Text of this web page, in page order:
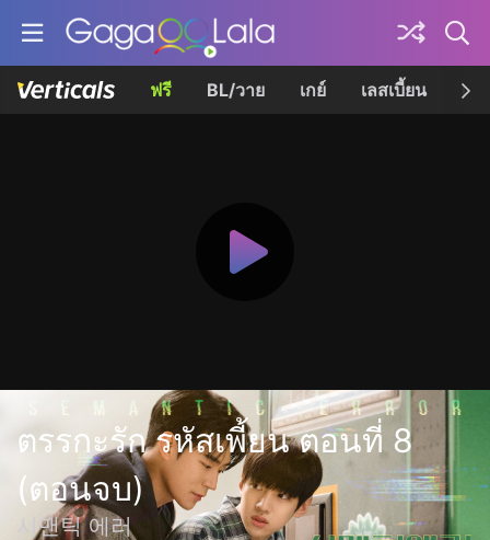
ฟรี BL/วาย เกย์ เลสเบี้ยน เค
ตรรกะรัก รหัสเพี้ยน ตอนที่ 8
(ตอนจบ)
시맨틱 에러